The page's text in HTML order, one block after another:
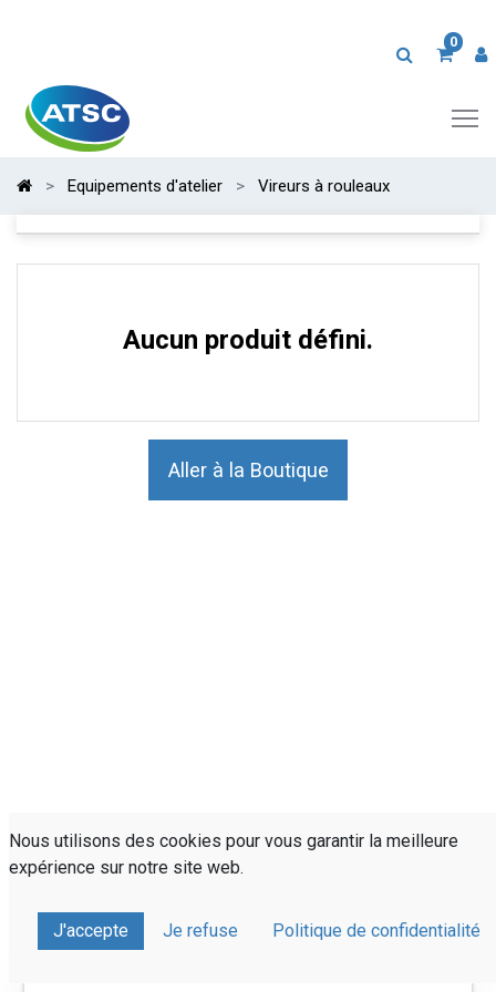
0
Equipements d'atelier Vireurs à rouleaux
Aucun produit défini.
Aller à la Boutique
Nous utilisons des cookies pour vous garantir la meilleure
expérience sur notre site web.
J'accepte Je refuse Politique de confidentialité